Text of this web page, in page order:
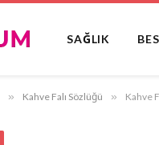
SAĞLIK
» Kahve Falı Sözlüğü » Kahve